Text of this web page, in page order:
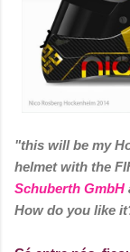
"this will be my
helmet with the
Schuberth GmbH
How do you like